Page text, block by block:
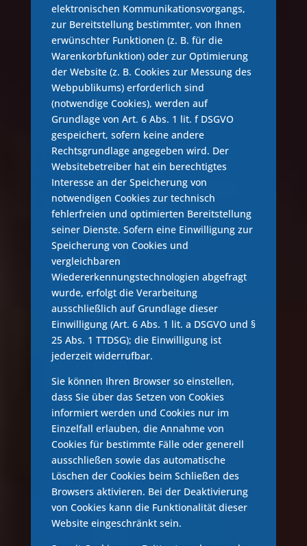
elektronischen Kommunikationsvorgangs,
zur Bereitstellung bestimmter, von Ihnen
erwünschter Funktionen (z. B. für die
Warenkorbfunktion) oder zur Optimierung
der Website (z. B. Cookies zur Messung des
Webpublikums) erforderlich sind
(notwendige Cookies), werden auf
Grundlage von Art. 6 Abs. 1 lit. f DSGVO
gespeichert, sofern keine andere
Rechtsgrundlage angegeben wird. Der
Websitebetreiber hat ein berechtigtes
Interesse an der Speicherung von
notwendigen Cookies zur technisch
fehlerfreien und optimierten Bereitstellung
seiner Dienste. Sofern eine Einwilligung zur
Speicherung von Cookies und
vergleichbaren
Wiedererkennungstechnologien abgefragt
wurde, erfolgt die Verarbeitung
ausschließlich auf Grundlage dieser
Einwilligung (Art. 6 Abs. 1 lit. a DSGVO und §
25 Abs. 1 TTDSG); die Einwilligung ist
jederzeit widerrufbar.
Sie können Ihren Browser so einstellen,
dass Sie über das Setzen von Cookies
informiert werden und Cookies nur im
Einzelfall erlauben, die Annahme von
Cookies für bestimmte Fälle oder generell
ausschließen sowie das automatische
Löschen der Cookies beim Schließen des
Browsers aktivieren. Bei der Deaktivierung
von Cookies kann die Funktionalität dieser
Website eingeschränkt sein.